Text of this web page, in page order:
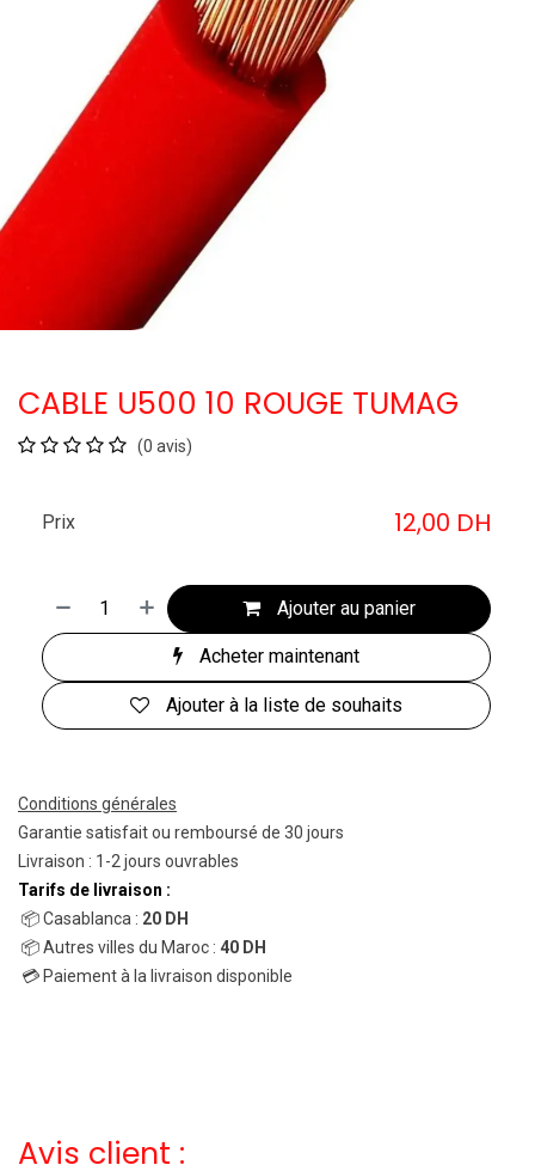
CABLE U500 10 ROUGE TUMAG
(0 avis)
Ajouter au panier
Acheter maintenant
Ajouter à la liste de souhaits
Prix 12,00 DH
Conditions générales
Garantie satisfait ou remboursé de 30 jours
Livraison : 1-2 jours ouvrables
Tarifs de livraison :
📦 Casablanca : 20 DH
📦 Autres villes du Maroc : 40 DH
💳 Paiement à la livraison disponible
Avis client :